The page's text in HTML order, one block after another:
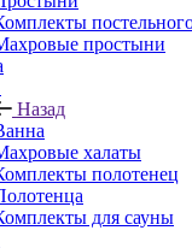
простыни
Назад
халаты
полотенец
для сауны